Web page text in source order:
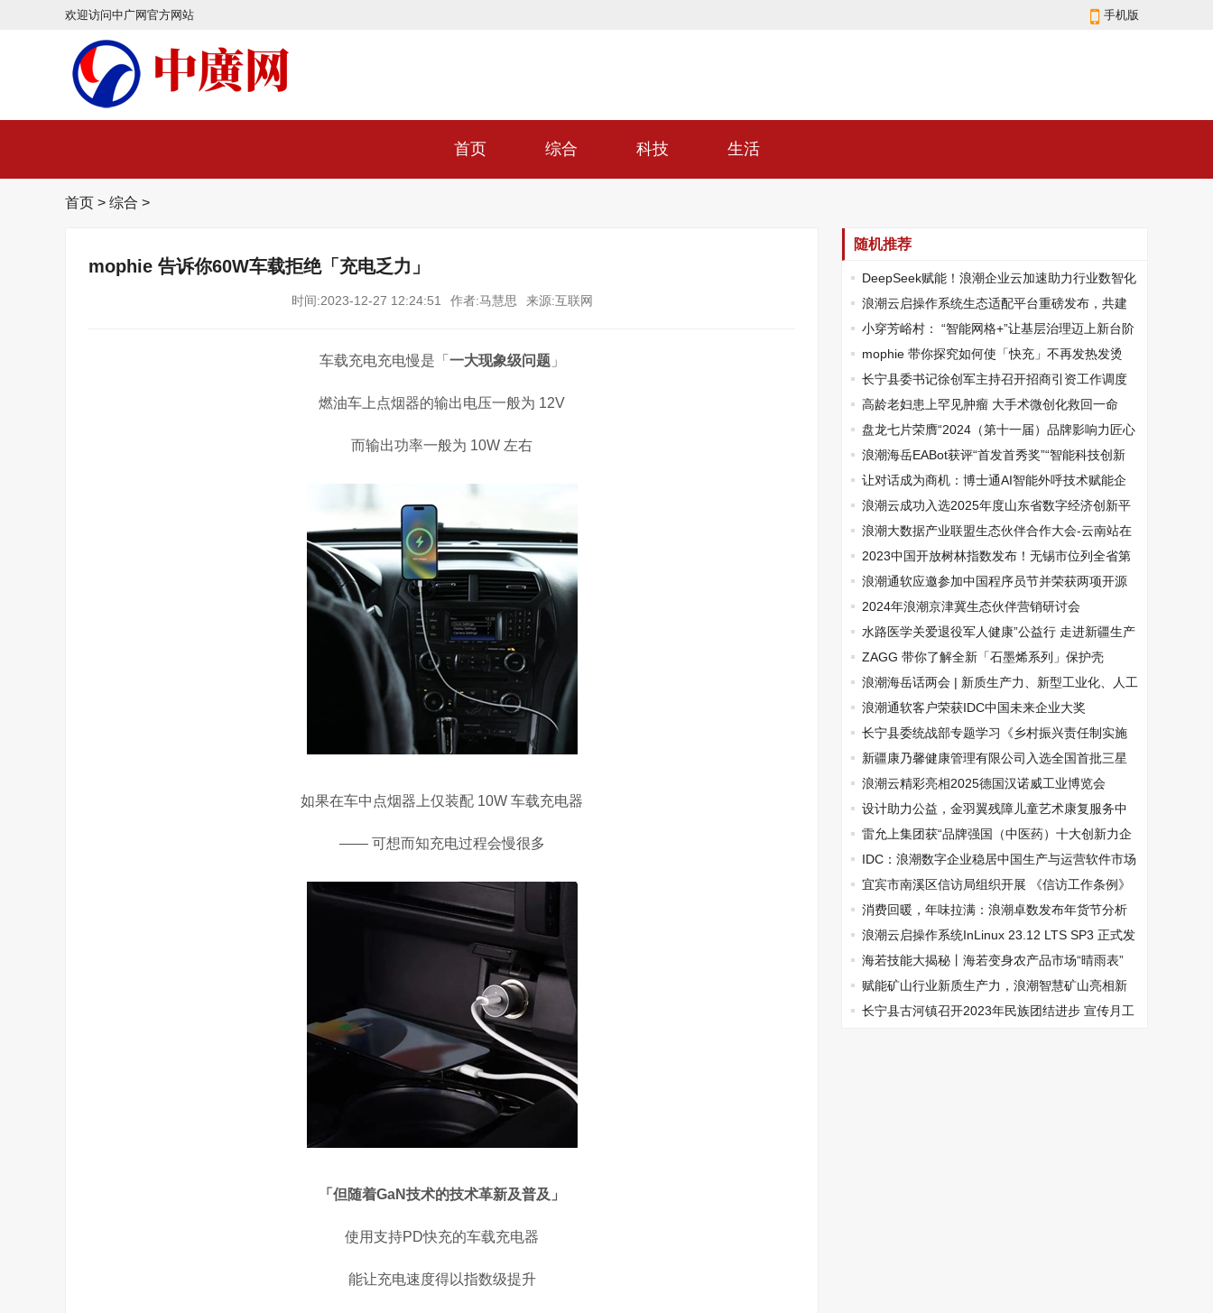
欢迎访问中广网官方网站 手机版
首页 综合 科技 生活
首页 > 综合 >
mophie 告诉你60W车载拒绝「充电乏力」
时间:2023-12-27 12:24:51 作者:马慧思 来源:互联网
车载充电充电慢是「 一大现象级问题」
燃油车上点烟器的输出电压一般为 12V
而输出功率一般为 10W 左右
如果在车中点烟器上仅装配 10W 车载充电器
—— 可想而知充电过程会慢很多
「但随着GaN技术的技术革新及普及」
使用支持PD快充的车载充电器
能让充电速度得以指数级提升
随机推荐
DeepSeek赋能！浪潮企业云加速助力行业数智化
转型浪潮云启操作系统生态适配平台重磅发布，共建
创新产业生态新未来
小穿芳峪村： “智能网格+”让基层治理迈上新台阶
mophie 带你探究如何使「快充」不再发热发烫
长宁县委书记徐创军主持召开招商引资工作调度
会高龄老妇患上罕见肿瘤 大手术微创化救回一命
盘龙七片荣膺“2024（第十一届）品牌影响力匠心
产品”荣誉
浪潮海岳EABot获评“首发首秀奖”“智能科技创新
奖”让对话成为商机：博士通AI智能外呼技术赋能企
业高效转化
浪潮云成功入选2025年度山东省数字经济创新平
台浪潮大数据产业联盟生态伙伴合作大会-云南站在
昆明成功举办
2023中国开放树林指数发布！无锡市位列全省第
一浪潮通软应邀参加中国程序员节并荣获两项开源
大奖2024年浪潮京津冀生态伙伴营销研讨会
水路医学关爱退役军人健康”公益行 走进新疆生产
建设兵团
ZAGG 带你了解全新「石墨烯系列」保护壳
浪潮海岳话两会 | 新质生产力、新型工业化、人工
智能+ ……这些词备受关注
浪潮通软客户荣获IDC中国未来企业大奖
长宁县委统战部专题学习《乡村振兴责任制实施
办法》
新疆康乃馨健康管理有限公司入选全国首批三星
级巾帼家政服务机构
浪潮云精彩亮相2025德国汉诺威工业博览会
设计助力公益，金羽翼残障儿童艺术康复服务中
心新校址启幕
雷允上集团获“品牌强国（中医药）十大创新力企
业”荣誉称号
IDC：浪潮数字企业稳居中国生产与运营软件市场
国产厂商第一
宜宾市南溪区信访局组织开展 《信访工作条例》
知识竞赛
消费回暖，年味拉满：浪潮卓数发布年货节分析
报告浪潮云启操作系统InLinux 23.12 LTS SP3 正式发
布海若技能大揭秘丨海若变身农产品市场“晴雨表”
赋能矿山行业新质生产力，浪潮智慧矿山亮相新
疆国际煤炭工业博览会
长宁县古河镇召开2023年民族团结进步 宣传月工